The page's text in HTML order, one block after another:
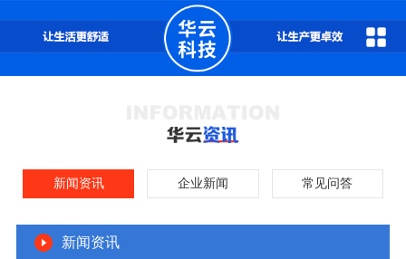
新闻资讯 企业新闻 常见问答
新闻资讯